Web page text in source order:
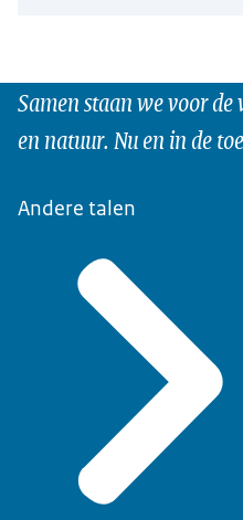
Samen staan we voor
en natuur. Nu en in de
Andere talen